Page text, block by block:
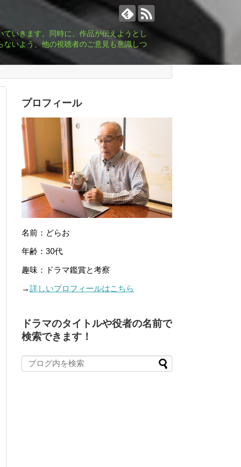
いきます。同時に、作品が伝えようとし
いよう、他の視聴者のご意見も意識しつ
プロフィール
名前：どらお
年齢：30代
趣味：ドラマ鑑賞と考察
→詳しいプロフィールはこちら
ドラマのタイトルや役者の名前で
検索できます！